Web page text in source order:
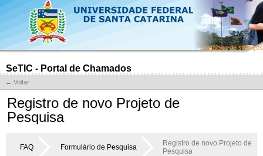
Catálogo de serviços
SeTIC - Portal de Chamados
← Voltar
Registro de novo Projeto de
Pesquisa
FAQ Formulário de Pesquisa
Registro de novo Projeto de
Pesquisa